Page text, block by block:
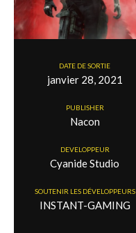
DATE DE SORTIE
janvier 28, 2021
PUBLISHER
Nacon
DEVELOPPEUR
Cyanide Studio
SOUTENIR LES DÉVELOPPEURS
INSTANT-GAMING